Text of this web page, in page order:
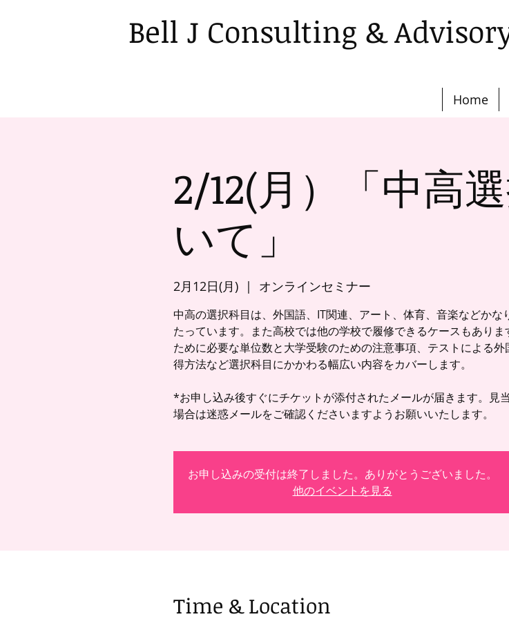
Bell J Consulting &
Home
2/12(月）「中高
いて」
2月12日(月)
  |
オンラインセミナー
中高の選択科目は、外国語、IT関連、アート、体育、音楽などかな
たっています。また高校では他の学校で履修できるケースもありま
ために必要な単位数と大学受験のための注意事項、テストによる外
得方法など選択科目にかかわる幅広い内容をカバーします。
*お申し込み後すぐにチケットが添付されたメールが届きます。見
お申し込みの受付は終了しました。ありがとうございました。
他のイベントを見る
Time & Location